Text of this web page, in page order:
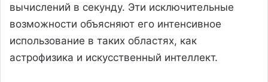
вычислений в секунду. Эти исключительные
возможности объясняют его интенсивное
использование в таких областях, как
астрофизика и искусственный интеллект.